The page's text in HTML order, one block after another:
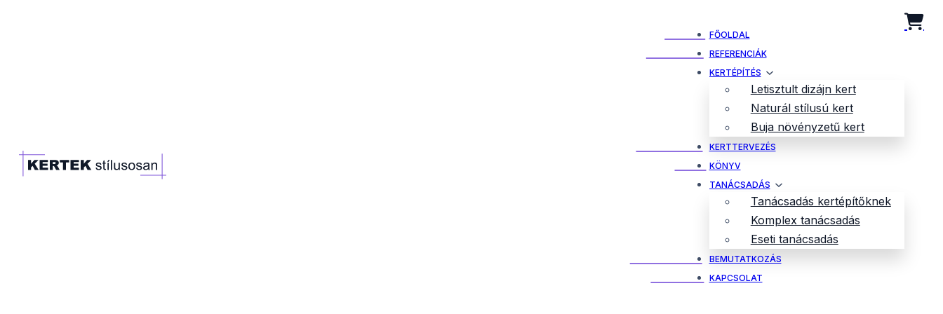
FŐOLDAL
REFERENCIÁK
KERTÉPÍTÉS
Letisztult dizájn kert
Naturál stílusú kert
Buja növényzetű kert
KERTTERVEZÉS
KÖNYV
TANÁCSADÁS
Tanácsadás kertépítőknek
Komplex tanácsadás
Eseti tanácsadás
BEMUTATKOZÁS
KAPCSOLAT